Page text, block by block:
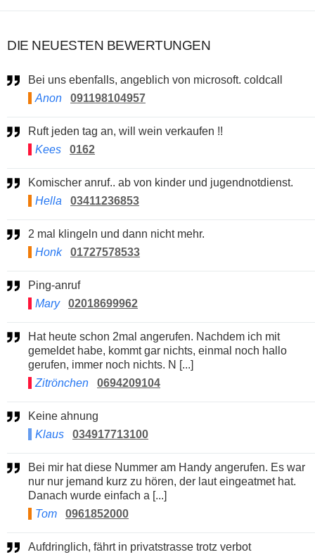
DIE NEUESTEN BEWERTUNGEN
Bei uns ebenfalls, angeblich von microsoft. coldcall
Anon
091198104957
Ruft jeden tag an, will wein verkaufen !!
Kees
0162
Komischer anruf.. ab von kinder und jugendnotdienst.
Hella
03411236853
2 mal klingeln und dann nicht mehr.
Honk
01727578533
Ping-anruf
Mary
02018699962
Hat heute schon 2mal angerufen. Nachdem ich mit
gemeldet habe, kommt gar nichts, einmal noch hallo
gerufen, immer noch nichts. N [...]
Zitrönchen
0694209104
Keine ahnung
Klaus
034917713100
Bei mir hat diese Nummer am Handy angerufen. Es war
nur nur jemand kurz zu hören, der laut eingeatmet hat.
Danach wurde einfach a [...]
Tom
0961852000
Aufdringlich, fährt in privatstrasse trotz verbot